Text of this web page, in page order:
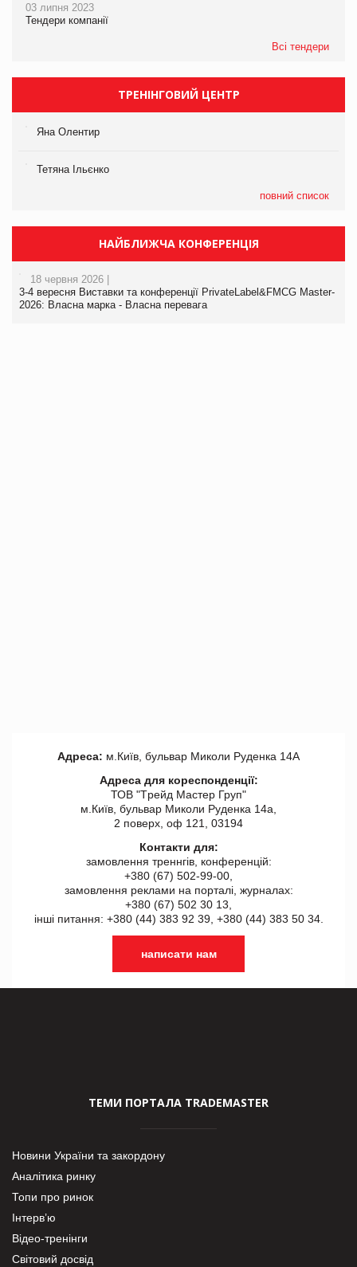
03 липня 2023
Тендери компанії
Всі тендери
ТРЕНІНГОВИЙ ЦЕНТР
Яна Олентир
Тетяна Ільєнко
повний список
НАЙБЛИЖЧА КОНФЕРЕНЦІЯ
18 червня 2026 |
3-4 вересня Виставки та конференції PrivateLabel&FMCG Master-
2026: Власна марка - Власна перевага
Адреса: м.Київ, бульвар Миколи Руденка 14А
Адреса для кореспонденції:
ТОВ "Tрейд Мастер Груп"
м.Київ, бульвар Миколи Руденка 14а,
2 поверх, оф 121, 03194
Контакти для:
замовлення треннгів, конференцій:
+380 (67) 502-99-00,
замовлення реклами на порталі, журналах:
+380 (67) 502 30 13,
інші питання: +380 (44) 383 92 39, +380 (44) 383 50 34.
написати нам
ТЕМИ ПОРТАЛА TRADEMASTER
Новини України та закордону
Аналітика ринку
Топи про ринок
Інтерв’ю
Відео-тренінги
Світовий досвід